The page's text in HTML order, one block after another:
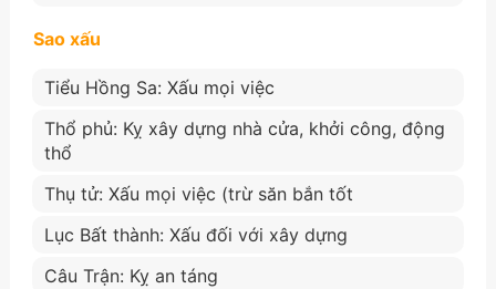
Sao xấu
Tiểu Hồng Sa: Xấu mọi việc
Thổ phủ: Kỵ xây dựng nhà cửa, khởi công, động
thổ
Thụ tử: Xấu mọi việc (trừ săn bắn tốt
Lục Bất thành: Xấu đối với xây dựng
Câu Trận: Kỵ an táng